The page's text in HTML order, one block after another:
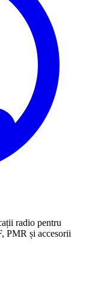
radio pentru
PMR și accesorii